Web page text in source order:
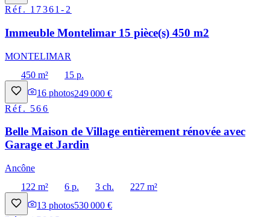
Réf. 17361-2
Immeuble Montelimar 15 pièce(s) 450 m2
MONTELIMAR
450 m²
15 p.
16 photos249 000 €
Réf. 566
Belle Maison de Village entièrement rénovée avec
Garage et Jardin
Ancône
122 m²
6 p. 3 ch.
227 m²
13 photos530 000 €